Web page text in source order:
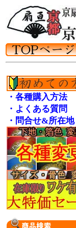
・各種購入方法
・よくある質問
・問合せ&所在地